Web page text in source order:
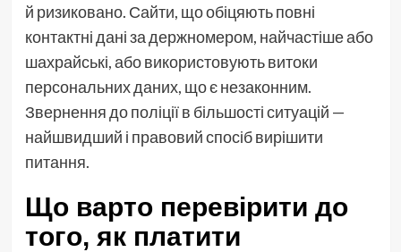
й ризиковано. Сайти, що обіцяють повні
контактні дані за держномером, найчастіше або
шахрайські, або використовують витоки
персональних даних, що є незаконним.
Звернення до поліції в більшості ситуацій —
найшвидший і правовий спосіб вирішити
питання.
Що варто перевірити до
того, як платити